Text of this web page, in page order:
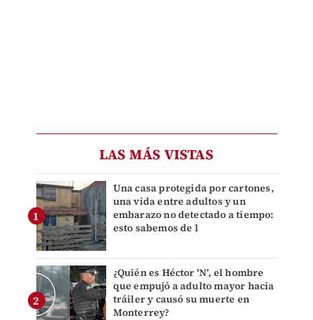
LAS MÁS VISTAS
Una casa protegida por cartones,
una vida entre adultos y un
embarazo no detectado a tiempo:
esto sabemos de l
¿Quién es Héctor 'N', el hombre
que empujó a adulto mayor hacia
tráiler y causó su muerte en
Monterrey?